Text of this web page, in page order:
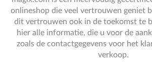
onlineshop die veel vertrouwen geniet
dit vertrouwen ook in de toekomst te
hier alle informatie, die u voor de
zoals de contactgegevens voor het
verkoop.